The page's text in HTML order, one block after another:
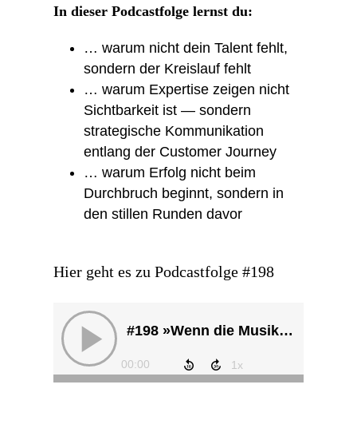
In dieser Podcastfolge lernst du:
… warum nicht dein Talent fehlt,
sondern der Kreislauf fehlt
… warum Expertise zeigen nicht
Sichtbarkeit ist — sondern
strategische Kommunikation
entlang der Customer Journey
… warum Erfolg nicht beim
Durchbruch beginnt, sondern in
den stillen Runden davor
Hier geht es zu Podcastfolge #198